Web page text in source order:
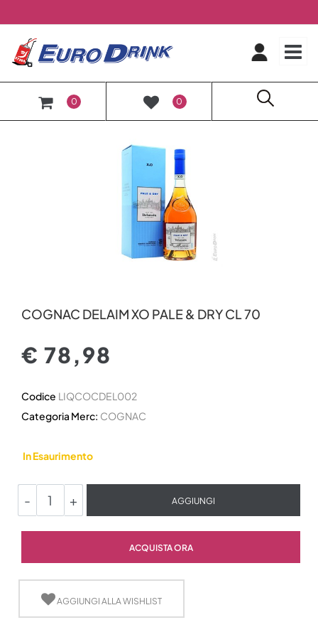
0 0
COGNAC DELAIM XO PALE & DRY CL 70
€ 78,98
Codice LIQCOCDEL002
Categoria Merc: COGNAC
In Esaurimento
AGGIUNGI
ACQUISTA ORA
AGGIUNGI ALLA WISHLIST